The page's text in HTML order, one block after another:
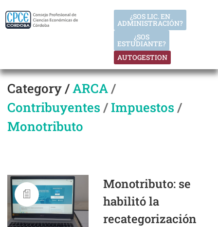
AUTOGESTION
¿SOS
ESTUDIANTE?
¿SOS LIC. EN
ADMINISTRACIÓN?
Category /ARCA/
Contribuyentes /Impuestos /
Monotributo
Monotributo: se
habilitó la
recategorización